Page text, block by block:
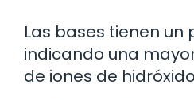
Las bases tienen un
indicando una
de iones de